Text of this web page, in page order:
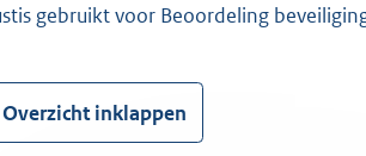
gebruikt voor Beoordeling
Overzicht inklappen